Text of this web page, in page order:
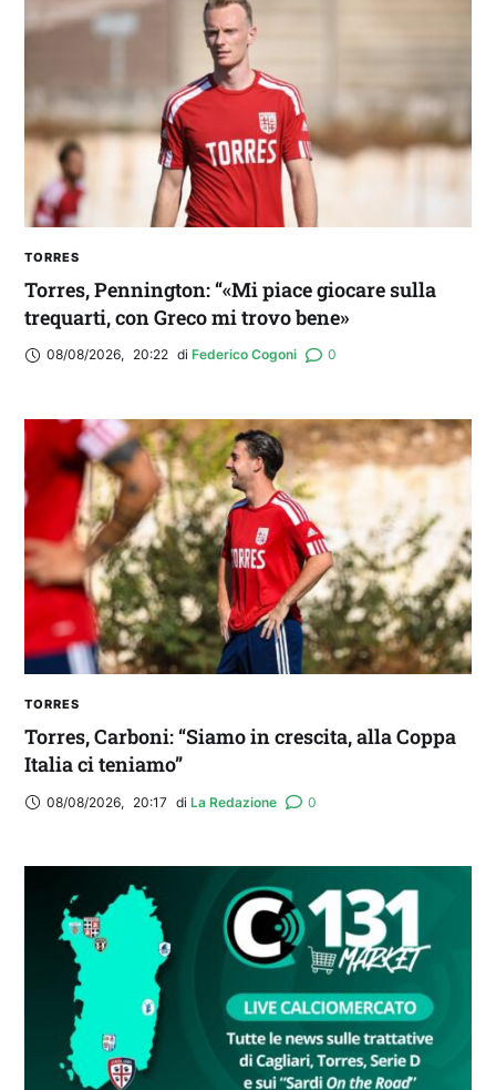
2° TROFEO RIVA | CAGLIARI-NIZZA, IL PRE-
PARTITA: le ultime dall'Unipol Domus
TORRES
Torres, Pennington: “«Mi piace giocare sulla
trequarti, con Greco mi trovo bene»
08/08/2026, 20:22 di Federico Cogoni 0
TORRES
Torres, Carboni: “Siamo in crescita, alla Coppa
Italia ci teniamo”
08/08/2026, 20:17 di La Redazione 0